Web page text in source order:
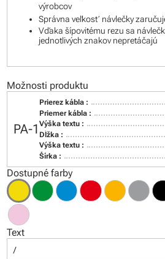
výrobcov
Správna veľkosť návlečky
Vďaka šípovitému rezu sa
jednotlivých znakov nepretáčajú
Možnosti produktu
PA-1
Prierez kábla :
Priemer kábla :
Výška textu :
Dĺžka :
Výška textu :
Šírka :
Dostupné farby
Text
/